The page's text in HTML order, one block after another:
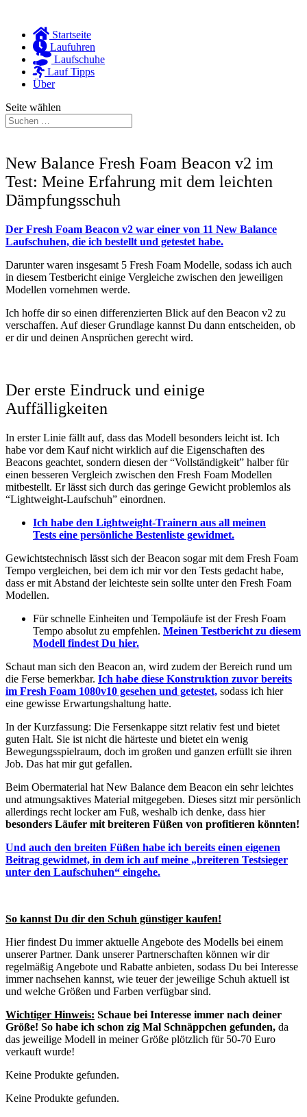
Startseite
Laufuhren
Laufschuhe
Lauf Tipps
Über
Seite wählen
New Balance Fresh Foam Beacon v2 im
Test: Meine Erfahrung mit dem leichten
Dämpfungsschuh
Der Fresh Foam Beacon v2 war einer von 11 New Balance
Laufschuhen, die ich bestellt und getestet habe.
Darunter waren insgesamt 5 Fresh Foam Modelle, sodass ich auch
in diesem Testbericht einige Vergleiche zwischen den jeweiligen
Modellen vornehmen werde.
Ich hoffe dir so einen differenzierten Blick auf den Beacon v2 zu
verschaffen. Auf dieser Grundlage kannst Du dann entscheiden, ob
er dir und deinen Ansprüchen gerecht wird.
Der erste Eindruck und einige
Auffälligkeiten
In erster Linie fällt auf, dass das Modell besonders leicht ist. Ich
habe vor dem Kauf nicht wirklich auf die Eigenschaften des
Beacons geachtet, sondern diesen der “Vollständigkeit” halber für
einen besseren Vergleich zwischen den Fresh Foam Modellen
mitbestellt. Er lässt sich durch das geringe Gewicht problemlos als
“Lightweight-Laufschuh” einordnen.
Ich habe den Lightweight-Trainern aus all meinen
Tests eine persönliche Bestenliste gewidmet.
Gewichtstechnisch lässt sich der Beacon sogar mit dem Fresh Foam
Tempo vergleichen, bei dem ich mir vor den Tests gedacht habe,
dass er mit Abstand der leichteste sein sollte unter den Fresh Foam
Modellen.
Für schnelle Einheiten und Tempoläufe ist der Fresh Foam
Tempo absolut zu empfehlen. Meinen Testbericht zu diesem
Modell findest Du hier.
Schaut man sich den Beacon an, wird zudem der Bereich rund um
die Ferse bemerkbar. Ich habe diese Konstruktion zuvor bereits
im Fresh Foam 1080v10 gesehen und getestet, sodass ich hier
eine gewisse Erwartungshaltung hatte.
In der Kurzfassung: Die Fersenkappe sitzt relativ fest und bietet
guten Halt. Sie ist nicht die härteste und bietet ein wenig
Bewegungsspielraum, doch im großen und ganzen erfüllt sie ihren
Job. Das hat mir gut gefallen.
Beim Obermaterial hat New Balance dem Beacon ein sehr leichtes
und atmungsaktives Material mitgegeben. Dieses sitzt mir persönlich
allerdings recht locker am Fuß, weshalb ich denke, dass hier
besonders Läufer mit breiteren Füßen von profitieren könnten!
Und auch den breiten Füßen habe ich bereits einen eigenen
Beitrag gewidmet, in dem ich auf meine „breiteren Testsieger
unter den Laufschuhen“ eingehe.
So kannst Du dir den Schuh günstiger kaufen!
Hier findest Du immer aktuelle Angebote des Modells bei einem
unserer Partner. Dank unserer Partnerschaften können wir dir
regelmäßig Angebote und Rabatte anbieten, sodass Du bei Interesse
immer nachsehen kannst, wie teuer der jeweilige Schuh aktuell ist
und welche Größen und Farben verfügbar sind.
Wichtiger Hinweis: Schaue bei Interesse immer nach deiner
Größe! So habe ich schon zig Mal Schnäppchen gefunden, da
das jeweilige Modell in meiner Größe plötzlich für 50-70 Euro
verkauft wurde!
Keine Produkte gefunden.
Keine Produkte gefunden.